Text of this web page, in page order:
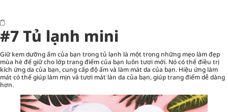
#7 Tủ lạnh mini
Giữ kem dưỡng ẩm của bạn trong tủ lạnh là một trong những mẹo làm đẹp
mùa hè để giữ cho lớp trang điểm của bạn luôn tươi mới. Nó có thể điều trị
kích ứng da của bạn, cung cấp độ ẩm và làm mát da của bạn. Hiệu ứng làm
mát có thể giúp làm mịn và tươi mát làn da của bạn, giúp trang điểm dễ dàng
hơn.